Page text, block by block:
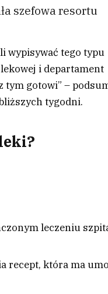
szefowa resortu
wypisywać tego typu
i departament
tym gotowi” –
tygodni.
leczeniu
recept, która ma